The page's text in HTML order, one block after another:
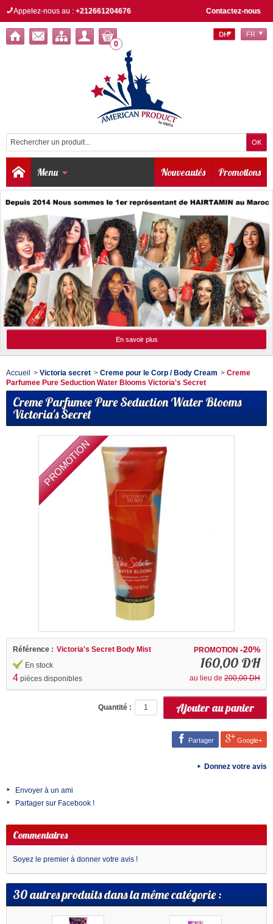
Contactez-nous
Appelez-nous au : +212661204676
0
DH FR
Menu Promotions
Nouveautés
En savoir plus
Accueil > Victoria secret > Creme pour le Corp / Body Cream > Creme
Parfumee Pure Seduction Water Blooms Victoria's Secret
Creme Parfumee Pure Seduction Water Blooms
Victoria's Secret
PROMOTION
PROMOTION -20%
160,00 DH
au lieu de 200,00 DH
Référence : Victoria's Secret Body Mist
En stock
4 pièces disponibles
Quantité :
Partager Google+
Donnez votre avis
Envoyer à un ami
Partager sur Facebook !
Commentaires
Soyez le premier à donner votre avis !
30 autres produits dans la même catégorie :